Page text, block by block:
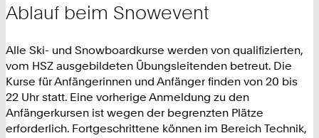
Ablauf beim Snowevent
Alle Ski- und Snowboardkurse werden von qualifizierten,
vom HSZ ausgebildeten Übungsleitenden betreut. Die
Kurse für Anfängerinnen und Anfänger finden von 20 bis
22 Uhr statt. Eine vorherige Anmeldung zu den
Anfängerkursen ist wegen der begrenzten Plätze
erforderlich. Fortgeschrittene können im Bereich Technik,